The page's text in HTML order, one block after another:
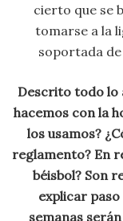
cierto que se
tomarse a la
soportada
Descrito todo lo
hacemos con la
los usamos?
reglamento? En
béisbol? Son
explicar
semanas